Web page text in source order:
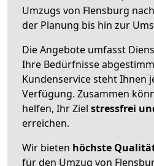
Umzugs von Flensburg
der Planung bis hin zur
Die Angebote umfasst
Ihre Bedürfnisse
Kundenservice steht Ihnen
Verfügung. Zusammen
helfen, Ihr Ziel stressfrei
erreichen.
Wir bieten höchste
für den Umzug von